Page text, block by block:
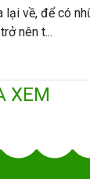
lại về, để có
nên t...
XEM